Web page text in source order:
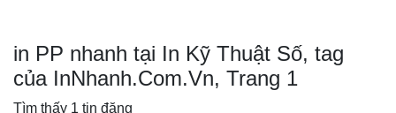
in PP nhanh tại In Kỹ Thuật Số, tag
của InNhanh.Com.Vn, Trang 1
Tìm thấy 1 tin đăng